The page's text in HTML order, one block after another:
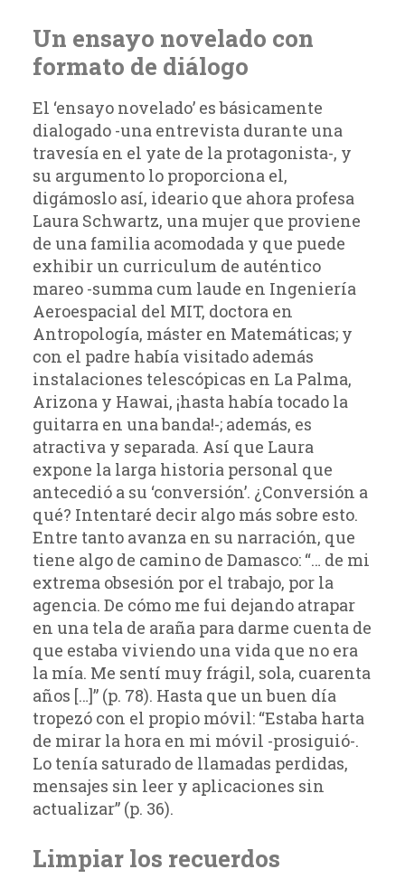
Un ensayo novelado con
formato de diálogo
El ‘ensayo novelado’ es básicamente
dialogado -una entrevista durante una
travesía en el yate de la protagonista-, y
su argumento lo proporciona el,
digámoslo así, ideario que ahora profesa
Laura Schwartz, una mujer que proviene
de una familia acomodada y que puede
exhibir un curriculum de auténtico
mareo -summa cum laude en Ingeniería
Aeroespacial del MIT, doctora en
Antropología, máster en Matemáticas; y
con el padre había visitado además
instalaciones telescópicas en La Palma,
Arizona y Hawai, ¡hasta había tocado la
guitarra en una banda!-; además, es
atractiva y separada. Así que Laura
expone la larga historia personal que
antecedió a su ‘conversión’. ¿Conversión a
qué? Intentaré decir algo más sobre esto.
Entre tanto avanza en su narración, que
tiene algo de camino de Damasco: “… de mi
extrema obsesión por el trabajo, por la
agencia. De cómo me fui dejando atrapar
en una tela de araña para darme cuenta de
que estaba viviendo una vida que no era
la mía. Me sentí muy frágil, sola, cuarenta
años […]” (p. 78). Hasta que un buen día
tropezó con el propio móvil: “Estaba harta
de mirar la hora en mi móvil -prosiguió-.
Lo tenía saturado de llamadas perdidas,
mensajes sin leer y aplicaciones sin
actualizar” (p. 36).
Limpiar los recuerdos